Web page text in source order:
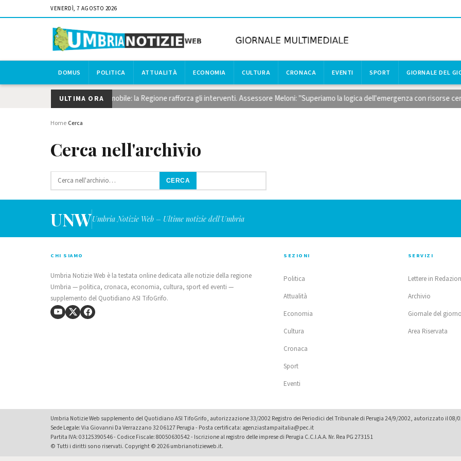
VENERDÌ, 7 AGOSTO 2026
DOMUS POLITICA ATTUALITÀ ECONOMIA CULTURA CRONACA EVENTI SPORT GIORNALE DEL
ULTIMA ORA
del canneto, dragaggi e pontile mobile: la Regione rafforza gli interventi. Assessore Meloni: "Superiamo la logica dell'emergenza con risorse
HomeCerca
Cerca nell'archivio
CERCA
UNWUmbria Notizie Web – Ultime notizie dell'Umbria
CHI SIAMO
Umbria Notizie Web è la testata online dedicata alle notizie della regione
Umbria — politica, cronaca, economia, cultura, sport ed eventi —
supplemento del Quotidiano ASI TifoGrifo.
SEZIONI
Politica
Attualità
Economia
Cultura
Cronaca
Sport
Eventi
SERVIZI
Lettere in
Archivio
Giornale del
Area Riservata
Umbria Notizie Web supplemento del Quotidiano ASI TifoGrifo, autorizzazione 33/2002 Registro dei Periodici del Tribunale di Perugia 24/9/2002, autorizzato il
Sede Legale: Via Giovanni Da Verrazzano 32 06127 Perugia - Posta certificata: agenziastampaitalia@pec.it
Partita IVA: 03125390546 - Codice Fiscale: 80050630542 - Iscrizione al registro delle imprese di Perugia C.C.I.A.A. Nr. Rea PG 273151
© Tutti i diritti sono riservati. Copyright © 2026 umbrianotizieweb.it.